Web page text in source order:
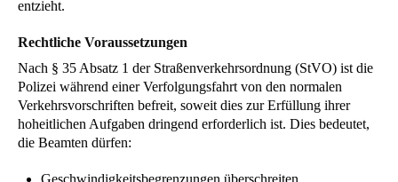
entzieht.
Rechtliche Voraussetzungen
Nach § 35 Absatz 1 der Straßenverkehrsordnung (StVO) ist die
Polizei während einer Verfolgungsfahrt von den normalen
Verkehrsvorschriften befreit, soweit dies zur Erfüllung ihrer
hoheitlichen Aufgaben dringend erforderlich ist. Dies bedeutet,
die Beamten dürfen: